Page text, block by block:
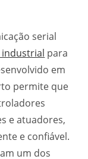
serial
para
em
permite que
e atuadores,
e confiável.
um dos